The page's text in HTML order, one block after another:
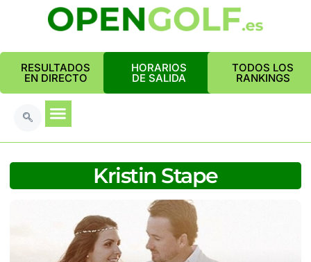
RESULTADOS
EN DIRECTO
HORARIOS
DE SALIDA
TODOS LOS
RANKINGS
Kristin Stape